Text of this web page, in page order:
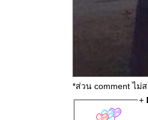
*ส่วน comment ไม่
+